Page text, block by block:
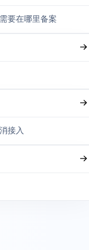
要在哪里备案
接入